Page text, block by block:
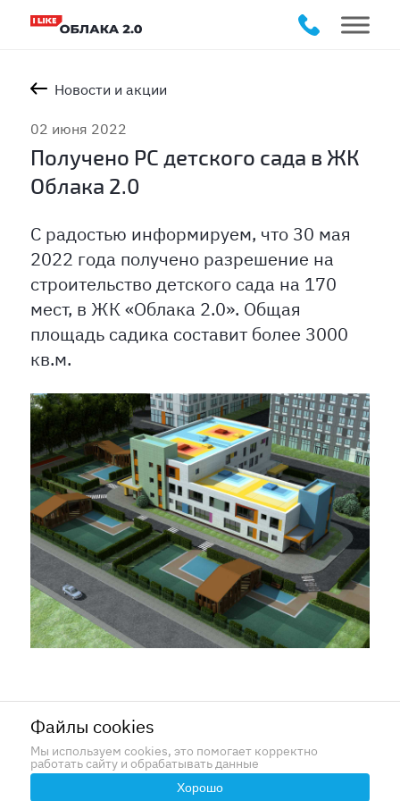
Новости и акции
02 июня 2022
Получено РС детского сада в ЖК
Облака 2.0
С радостью информируем, что 30 мая
2022 года получено разрешение на
строительство детского сада на 170
мест, в ЖК «Облака 2.0». Общая
площадь садика составит более 3000
кв.м.
Файлы cookies
Мы используем cookies, это помогает корректно
работать сайту и обрабатывать данные
Хорошо